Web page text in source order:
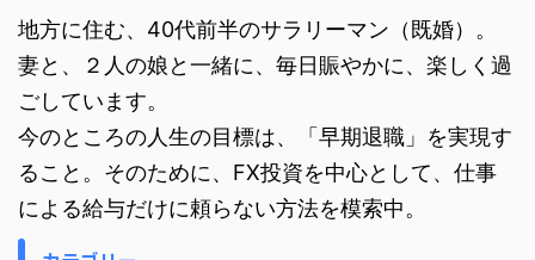
地方に住む、40代前半のサラリーマン（既婚）。
妻と、２人の娘と一緒に、毎日賑やかに、楽しく過
ごしています。
今のところの人生の目標は、「早期退職」を実現す
ること。そのために、FX投資を中心として、仕事
による給与だけに頼らない方法を模索中。